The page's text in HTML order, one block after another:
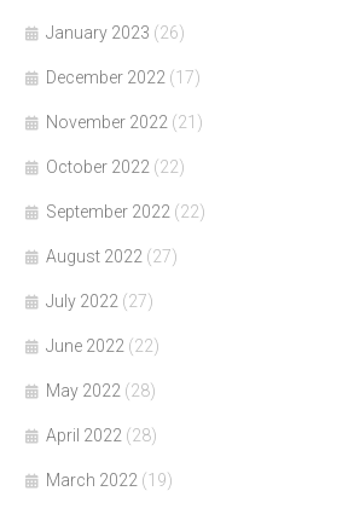
January 2023 (26)
December 2022 (17)
November 2022 (21)
October 2022 (22)
September 2022 (22)
August 2022 (27)
July 2022 (27)
June 2022 (22)
May 2022 (28)
April 2022 (28)
March 2022 (19)